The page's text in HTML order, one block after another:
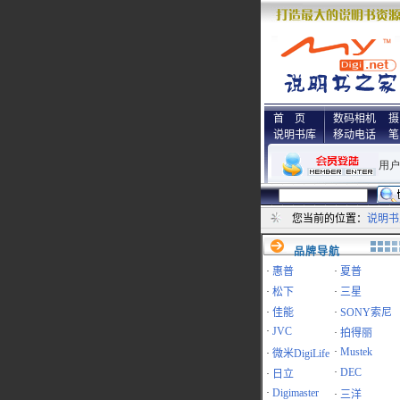
首 页
说明书库
数码相机
移动电话
您当前的位置： 说明
品牌导航
· 惠普 · 夏普
· 松下 · 三星
· 佳能 · SONY索尼
· JVC · 拍得丽
· 微米DigiLife · Mustek
· 日立 · DEC
· Digimaster · 三洋